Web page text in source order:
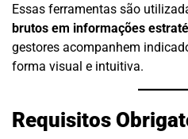
Essas ferramentas são
brutos em informações
gestores acompanhem
forma visual e intuitiva.
Requisitos